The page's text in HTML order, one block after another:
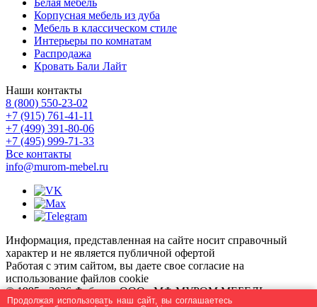
Корпусная мебель из дуба
Мебель в классическом стиле
Интерьеры по комнатам
Распродажа
Кровать Бали Лайт
Наши контакты
8 (800) 550-23-02
+7 (915) 761-41-11
+7 (499) 391-80-06
+7 (495) 999-71-33
Все контакты
info@murom-mebel.ru
Информация, представленная на сайте носит справочный
характер и не является публичной офертой
Работая с этим сайтом, вы даете свое согласие на
использование файлов cookie
© 1995 - 2026 Фабрика ООО «МФ МУРОМ МЕБЕЛЬ» -
производство и продажа мебели из массива дерева.
Продолжая использовать наш сайт, вы соглашаетесь